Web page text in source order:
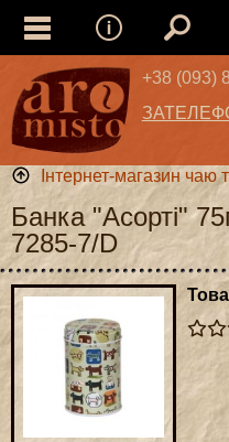
+38 (093)
Інтернет-магазин чаю
Банка "Асорті"
7285-7/D